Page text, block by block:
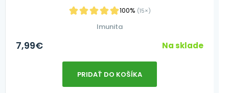
100% (15×)
Imunita
7,99€ Na sklade
PRIDAŤ DO KOŠÍKA